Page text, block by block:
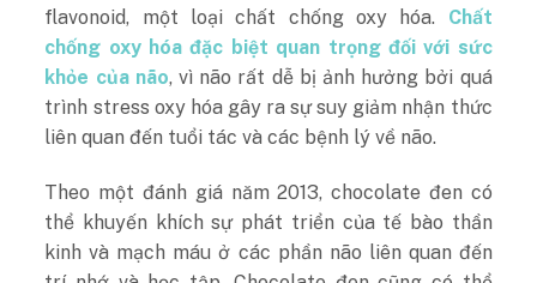
flavonoid, một loại chất chống oxy hóa. Chất
chống oxy hóa đặc biệt quan trọng đối với sức
khỏe của não, vì não rất dễ bị ảnh hưởng bởi quá
trình stress oxy hóa gây ra sự suy giảm nhận thức
liên quan đến tuổi tác và các bệnh lý về não.
Theo một đánh giá năm 2013, chocolate đen có
thể khuyến khích sự phát triển của tế bào thần
kinh và mạch máu ở các phần não liên quan đến